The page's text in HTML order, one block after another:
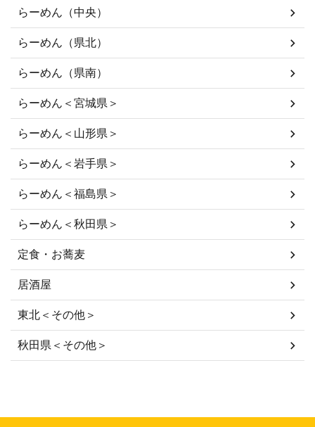
らーめん（中央）
らーめん（県北）
らーめん（県南）
らーめん＜宮城県＞
らーめん＜山形県＞
らーめん＜岩手県＞
らーめん＜福島県＞
らーめん＜秋田県＞
定食・お蕎麦
居酒屋
東北＜その他＞
秋田県＜その他＞